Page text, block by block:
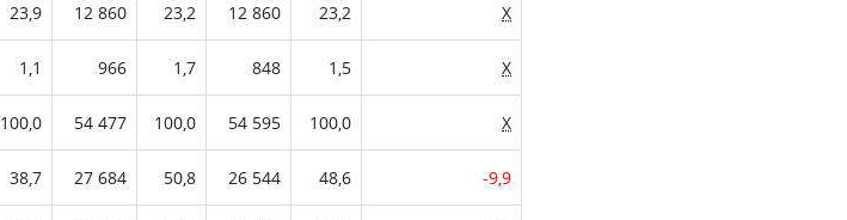
23,9 12 860 23,2 12 860 23,2 X
1,1 966 1,7 848 1,5 X
100,0 54 477 100,0 54 595 100,0 X
38,7 27 684 50,8 26 544 48,6 -9,9